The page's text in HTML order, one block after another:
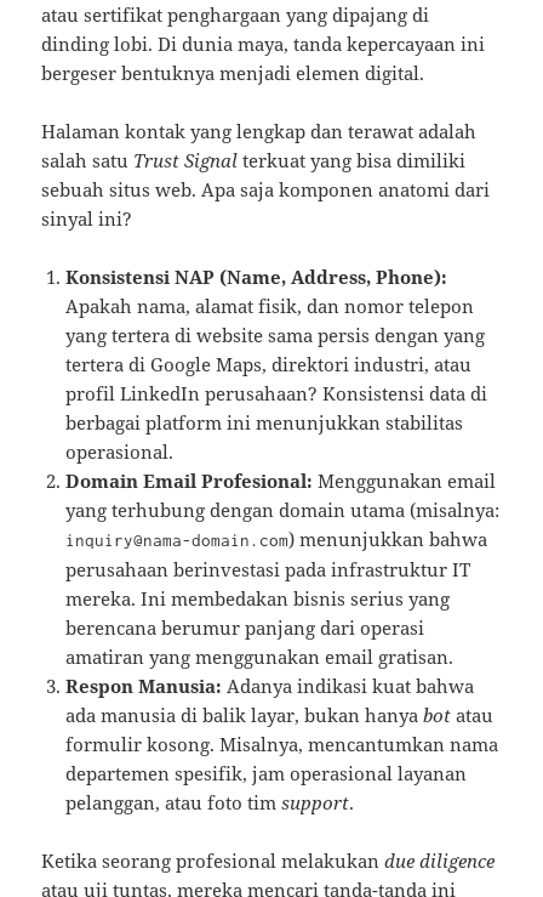
atau sertifikat penghargaan yang dipajang di
dinding lobi. Di dunia maya, tanda kepercayaan ini
bergeser bentuknya menjadi elemen digital.
Halaman kontak yang lengkap dan terawat adalah
salah satu Trust Signal terkuat yang bisa dimiliki
sebuah situs web. Apa saja komponen anatomi dari
sinyal ini?
Konsistensi NAP (Name, Address, Phone):
Apakah nama, alamat fisik, dan nomor telepon
yang tertera di website sama persis dengan yang
tertera di Google Maps, direktori industri, atau
profil LinkedIn perusahaan? Konsistensi data di
berbagai platform ini menunjukkan stabilitas
operasional.
Domain Email Profesional: Menggunakan email
yang terhubung dengan domain utama (misalnya:
inquiry@nama-domain.com) menunjukkan bahwa
perusahaan berinvestasi pada infrastruktur IT
mereka. Ini membedakan bisnis serius yang
berencana berumur panjang dari operasi
amatiran yang menggunakan email gratisan.
Respon Manusia: Adanya indikasi kuat bahwa
ada manusia di balik layar, bukan hanyabot atau
formulir kosong. Misalnya, mencantumkan nama
departemen spesifik, jam operasional layanan
pelanggan, atau foto timsupport.
Ketika seorang profesional melakukandue diligence
atau uji tuntas, mereka mencari tanda-tanda ini